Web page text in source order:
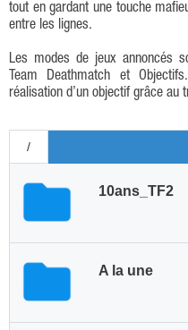
tout en gardant une touche
entre les lignes.
Les modes de jeux annoncés
Team Deathmatch et
réalisation d’un objectif grâce au